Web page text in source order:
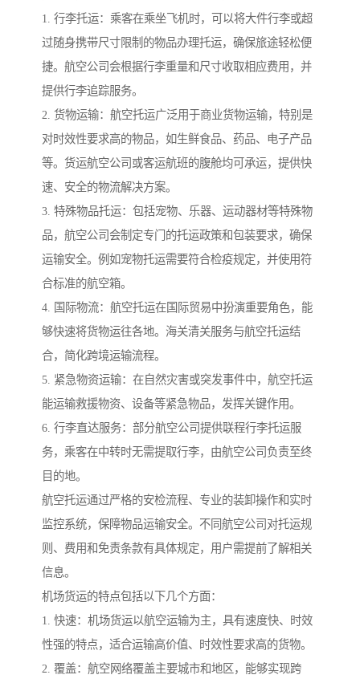
1. 行李托运：乘客在乘坐飞机时，可以将大件行李或超
过随身携带尺寸限制的物品办理托运，确保旅途轻松便
捷。航空公司会根据行李重量和尺寸收取相应费用，并
提供行李追踪服务。
2. 货物运输：航空托运广泛用于商业货物运输，特别是
对时效性要求高的物品，如生鲜食品、药品、电子产品
等。货运航空公司或客运航班的腹舱均可承运，提供快
速、安全的物流解决方案。
3. 特殊物品托运：包括宠物、乐器、运动器材等特殊物
品，航空公司会制定专门的托运政策和包装要求，确保
运输安全。例如宠物托运需要符合检疫规定，并使用符
合标准的航空箱。
4. 国际物流：航空托运在国际贸易中扮演重要角色，能
够快速将货物运往各地。海关清关服务与航空托运结
合，简化跨境运输流程。
5. 紧急物资运输：在自然灾害或突发事件中，航空托运
能运输救援物资、设备等紧急物品，发挥关键作用。
6. 行李直达服务：部分航空公司提供联程行李托运服
务，乘客在中转时无需提取行李，由航空公司负责至终
目的地。
航空托运通过严格的安检流程、专业的装卸操作和实时
监控系统，保障物品运输安全。不同航空公司对托运规
则、费用和免责条款有具体规定，用户需提前了解相关
信息。
机场货运的特点包括以下几个方面：
1. 快速：机场货运以航空运输为主，具有速度快、时效
性强的特点，适合运输高价值、时效性要求高的货物。
2. 覆盖：航空网络覆盖主要城市和地区，能够实现跨